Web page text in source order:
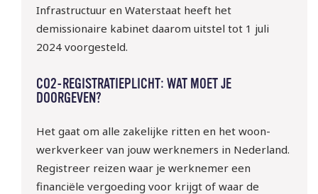
Infrastructuur en Waterstaat heeft het
demissionaire kabinet daarom uitstel tot 1 juli
2024 voorgesteld.
CO2-REGISTRATIEPLICHT: WAT MOET JE
DOORGEVEN?
Het gaat om alle zakelijke ritten en het woon-
werkverkeer van jouw werknemers in Nederland.
Registreer reizen waar je werknemer een
financiële vergoeding voor krijgt of waar de